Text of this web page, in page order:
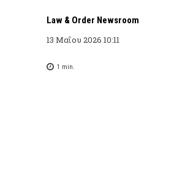
Law & Order Newsroom
13 Μαΐου 2026 10:11
1 min.